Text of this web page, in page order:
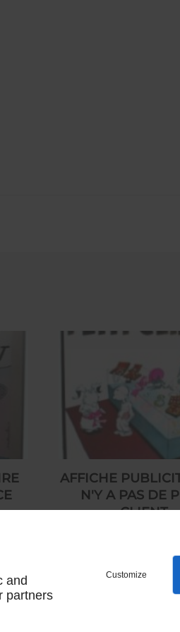
AFFICHE
N'Y A PAS DE
CLIENT
and
partners
Customize